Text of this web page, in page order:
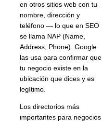
en otros sitios web con tu
nombre, dirección y
teléfono — lo que en SEO
se llama NAP (Name,
Address, Phone). Google
las usa para confirmar que
tu negocio existe en la
ubicación que dices y es
legítimo.
Los directorios más
importantes para negocios